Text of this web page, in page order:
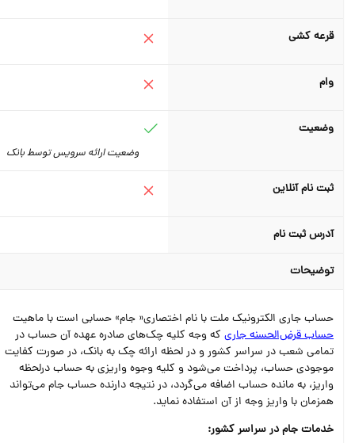
قرعه کشی
وضعیت
وضعیت ارائه سرویس توسط بانک
ثبت نام آنلاین
آدرس ثبت نام
توضیحات
حساب جاری الکترونیک ملت با نام اختصاری« جام» حسابی است با ماهیت
حساب قرض‌الحسنه جاریکه وجه کلیه چک‌های صادره عهده آن حساب در
تمامی شعب در سراسر کشور و در لحظه ارائه چک به بانک، در صورت کفایت
موجودی حساب، پرداخت می‌شود و کلیه وجوه واریزی به حساب درلحظه
واریز، به مانده حساب اضافه می‌گردد، در نتیجه دارنده حساب جام می‌تواند
همزمان با واریز وجه از آن استفاده نماید.
خدمات جام در سراسر کشور: